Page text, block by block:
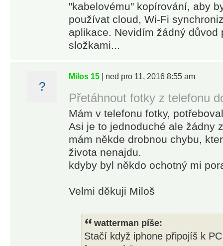
"kabelovému" kopírování, aby
používat cloud, Wi-Fi
aplikace. Nevidím žádný důvod
složkami...
?
Milos 15 | ned pro 11, 2016 8:55 am
Přetáhnout fotky z telefonu
Mám v telefonu fotky,
Asi je to jednoduché ale žádny
mám někde drobnou chybu,
života nenajdu.
kdyby byl někdo ochotný mi
Velmi děkuji Miloš
watterman píše:
Stačí když iphone připojíš k